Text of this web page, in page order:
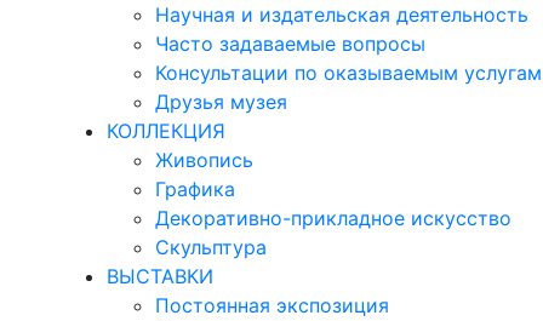
Научная и издательская деятельность
Часто задаваемые вопросы
Консультации по оказываемым услугам
Друзья музея
КОЛЛЕКЦИЯ
Живопись
Графика
Декоративно-прикладное искусство
Скульптура
ВЫСТАВКИ
Постоянная экспозиция